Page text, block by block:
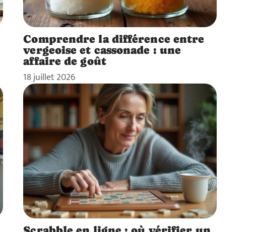
Comprendre la différence entre
vergeoise et cassonade : une
affaire de goût
18 juillet 2026